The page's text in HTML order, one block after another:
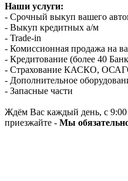
Наши услуги:
- Срочный выкуп вашего
- Выкуп кредитных а/м
- Trade-in
- Комиссионная продажа на
- Кредитование (более 40
- Страхование КАСКО,
- Дополнительное
- Запасные части
Ждём Вас каждый день, с 9:00
приезжайте - Мы